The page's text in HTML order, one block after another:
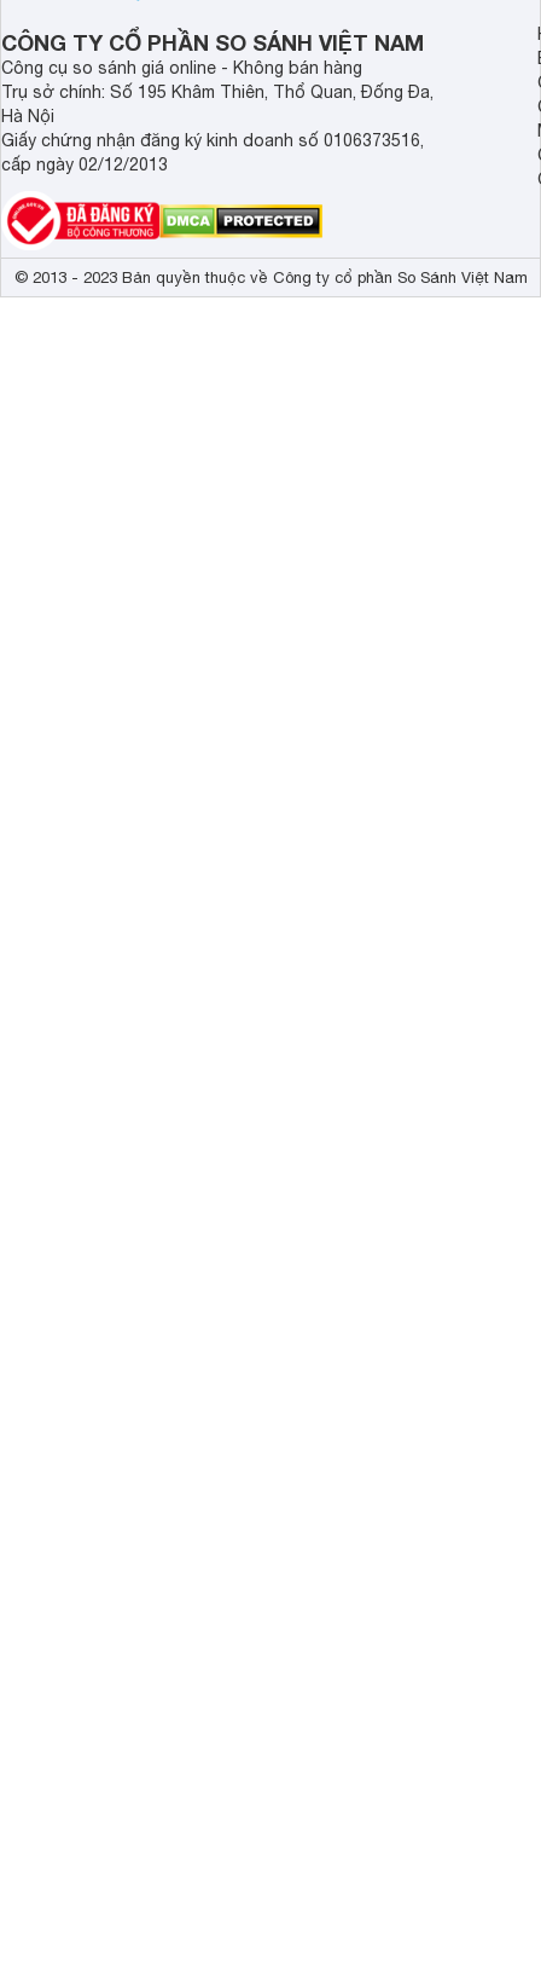
CÔNG TY CỔ PHẦN SO SÁNH VIỆT NAM
Công cụ so sánh giá online - Không bán hàng
Trụ sở chính: Số 195 Khâm Thiên, Thổ Quan, Đống Đa,
Hà Nội
Giấy chứng nhận đăng ký kinh doanh số 0106373516,
cấp ngày 02/12/2013
© 2013 - 2023 Bản quyền thuộc về Công ty cổ phần So Sánh Việt Nam